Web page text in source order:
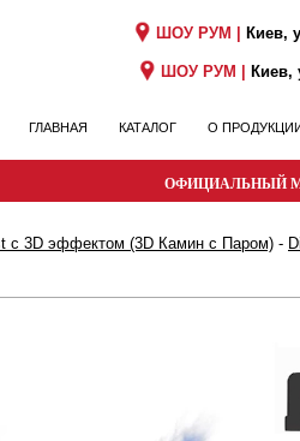
ШОУ РУМ | Киев,
ШОУ РУМ | Киев,
ГЛАВНАЯ КАТАЛОГ О
ОФИЦИАЛЬНЫЙ
с 3D эффектом (3D Камин с Паром) -